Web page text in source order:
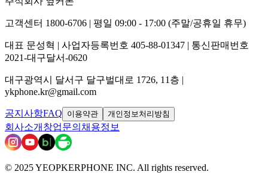
고객센터 1800-6706 | 평일 09:00 - 17:00 (주말/공휴일 휴무)
대표 문성혁 | 사업자등록번호 405-88-01347 | 통신판매번호
2021-대구달서-0620
대구광역시 달서구 달구벌대로 1726, 11층 |
ykphone.kr@gmail.com
공지사항FAQ 이용약관 개인정보처리방침
회사소개 창업문의 채용정보
© 2025 YEOPKERPHONE INC. All rights reserved.